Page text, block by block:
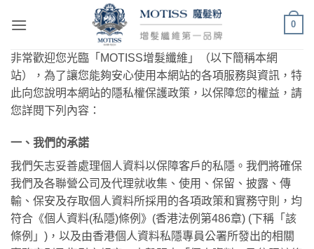
0
非常歡迎您光臨「MOTISS增髮纖維」（以下簡稱本網
站），為了讓您能夠安心使用本網站的各項服務與資訊，特
此向您說明本網站的隱私權保護政策，以保障您的權益，請
您詳閱下列內容：
一、我們的承諾
我們矢志妥善處理個人資料以保障客戶的私隱。我們將確保
我們及各聯營公司及代理就收集、使用、保留、披露、傳
輸、保安及存取個人資料所採用的各項政策和實務守則，均
符合《個人資料(私隱)條例》(香港法例第486章) (下稱「該
條例」)，以及由香港個人資料私隱專員公署所發出的相關